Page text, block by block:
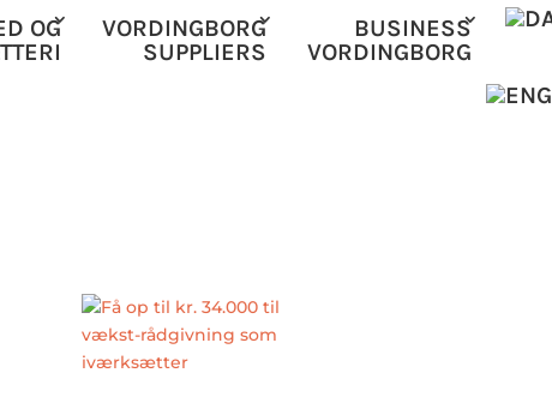
OG
VORDINGBORG
SUPPLIERS
BUSINESS
VORDINGBORG